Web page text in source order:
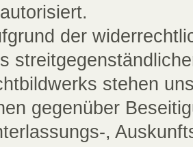
der
stehen
gegenüber
,